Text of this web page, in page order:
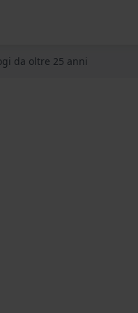
da oltre 25 anni